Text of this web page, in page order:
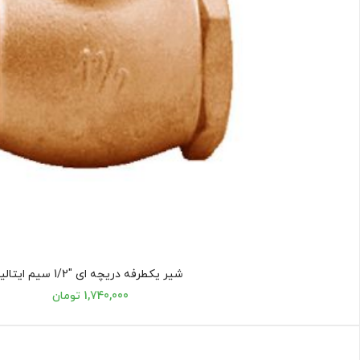
شیر یکطرفه دریچه ای "1/2 سیم ایتالیا
1,740,000 تومان